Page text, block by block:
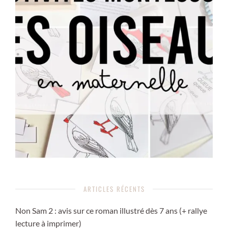
ARTICLES RÉCENTS
Non Sam 2 : avis sur ce roman illustré dès 7 ans (+ rallye
lecture à imprimer)